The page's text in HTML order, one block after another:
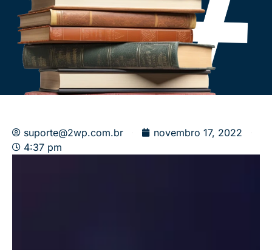
suporte@2wp.com.br
novembro 17, 2022
4:37 pm